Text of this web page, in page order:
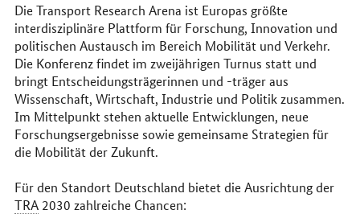
Die Transport Research Arena ist Europas größte
interdisziplinäre Plattform für Forschung, Innovation und
politischen Austausch im Bereich Mobilität und Verkehr.
Die Konferenz findet im zweijährigen Turnus statt und
bringt Entscheidungsträgerinnen und -träger aus
Wissenschaft, Wirtschaft, Industrie und Politik zusammen.
Im Mittelpunkt stehen aktuelle Entwicklungen, neue
Forschungsergebnisse sowie gemeinsame Strategien für
die Mobilität der Zukunft.
Für den Standort Deutschland bietet die Ausrichtung der
TRA2030 zahlreiche Chancen: